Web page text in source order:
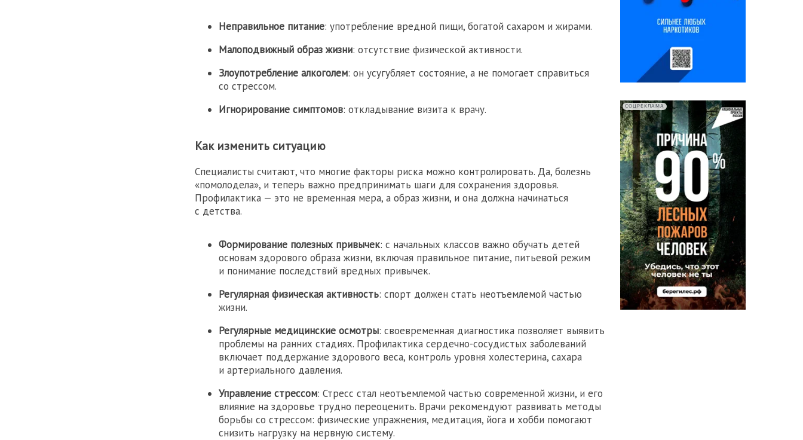
Неправильное питание: употребление вредной пищи, богатой сахаром и жирами.
Малоподвижный образ жизни: отсутствие физической активности.
Злоупотребление алкоголем: он усугубляет состояние, а не помогает справиться
со стрессом.
Игнорирование симптомов: откладывание визита к врачу.
Как изменить ситуацию
Специалисты считают, что многие факторы риска можно контролировать. Да, болезнь
«помолодела», и теперь важно предпринимать шаги для сохранения здоровья.
Профилактика — это не временная мера, а образ жизни, и она должна начинаться
с детства.
Формирование полезных привычек: с начальных классов важно обучать детей
основам здорового образа жизни, включая правильное питание, питьевой режим
и понимание последствий вредных привычек.
Регулярная физическая активность: спорт должен стать неотъемлемой частью
жизни.
Регулярные медицинские осмотры: своевременная диагностика позволяет выявить
проблемы на ранних стадиях. Профилактика сердечно-сосудистых заболеваний
включает поддержание здорового веса, контроль уровня холестерина, сахара
и артериального давления.
Управление стрессом: Стресс стал неотъемлемой частью современной жизни, и его
влияние на здоровье трудно переоценить. Врачи рекомендуют развивать методы
борьбы со стрессом: физические упражнения, медитация, йога и хобби помогают
снизить нагрузку на нервную систему.
СОЦРЕКЛАМА